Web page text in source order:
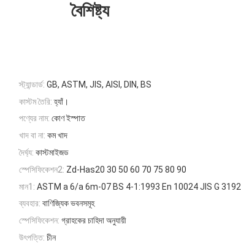
বৈশিষ্ট্য
স্ট্যান্ডার্ড: GB, ASTM, JIS, AISI, DIN, BS
কাস্টম তৈরি: হ্যাঁ।
পণ্যের নাম: কোণ ইস্পাত
খাদ বা না: কম খাদ
দৈর্ঘ্য: কাস্টমাইজড
স্পেসিফিকেশন2: Zd-Has20 30 50 60 70 75 80 90
মান1: ASTM a 6/a 6m-07 BS 4-1:1993 En 10024 JIS G 3192
ব্যবহার: বাণিজ্যিক ভবনসমূহ
স্পেসিফিকেশন: গ্রাহকের চাহিদা অনুযায়ী
উৎপত্তি: চীন